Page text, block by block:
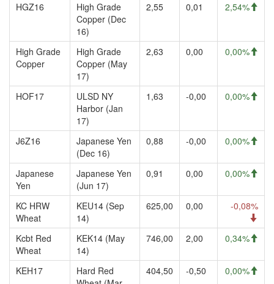
HGZ16
High Grade
Copper (Dec
16)
2,55 0,01 2,54%
High Grade
Copper
High Grade
Copper (May
17)
2,63 0,00 0,00%
HOF17
ULSD NY
Harbor (Jan
17)
1,63 -0,00 0,00%
J6Z16
Japanese Yen
(Dec 16)
0,88 -0,00 0,00%
Japanese
Yen
Japanese Yen
(Jun 17)
0,91 0,00 0,00%
KC HRW
Wheat
KEU14 (Sep
14)
625,00 0,00 -0,08%
Kcbt Red
Wheat
KEK14 (May
14)
746,00 2,00 0,34%
KEH17
Hard Red
404,50 -0,50 0,00%